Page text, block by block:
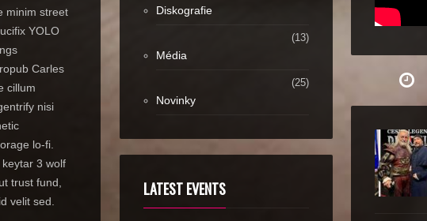
minim street
YOLO
Carles
cillum
nisi
lo-fi.
3 wolf
trust fund,
velit sed.
Diskografie
Média
(13)
Novinky
(25)
LATEST EVENTS